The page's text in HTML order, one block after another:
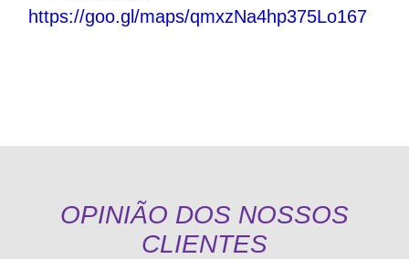
https://goo.gl/maps/qmxzNa4hp375Lo167
OPINIÃO DOS NOSSOS
CLIENTES